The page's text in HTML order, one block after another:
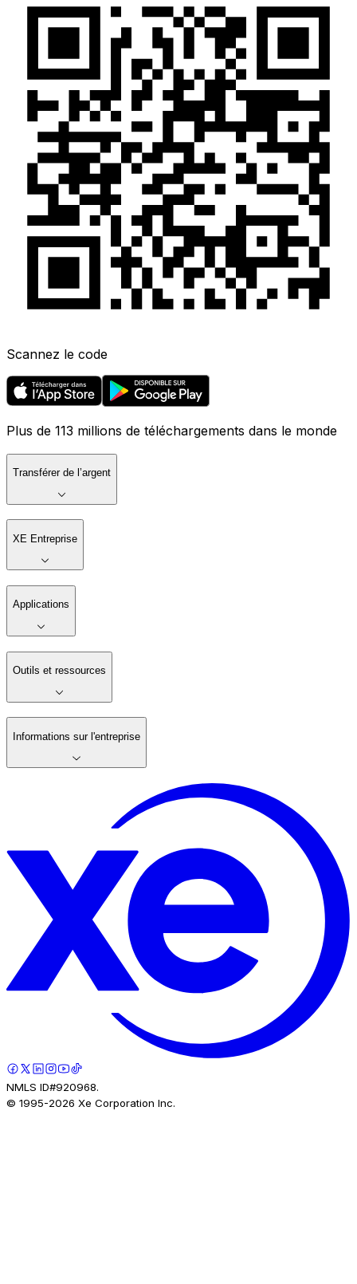
Scannez le code
Plus de 113 millions de téléchargements dans le monde
Transférer de l’argent
XE Entreprise
Applications
Outils et ressources
Informations sur l'entreprise
NMLS ID#920968.
© 1995-2026 Xe Corporation Inc.